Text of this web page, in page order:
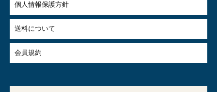
個人情報保護方針
送料について
会員規約